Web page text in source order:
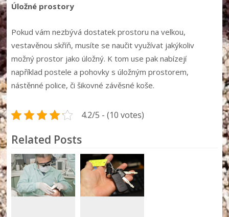
Úložné prostory
Pokud vám nezbývá dostatek prostoru na velkou,
vestavěnou skříň, musíte se naučit využívat jakýkoliv
možný prostor jako úložný. K tom use pak nabízejí
například postele a pohovky s úložným prostorem,
nástěnné police, či šikovné závěsné koše.
4.2/5 - (10 votes)
Related Posts